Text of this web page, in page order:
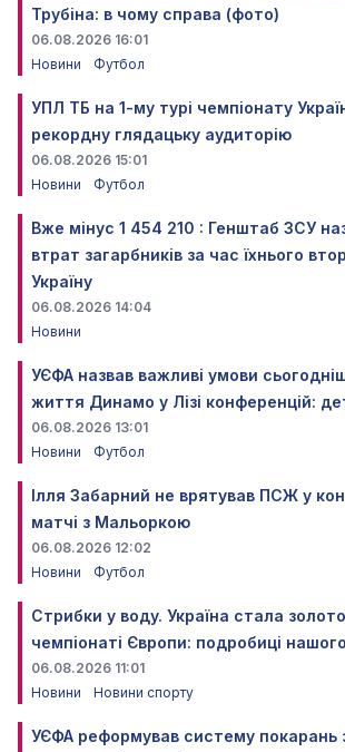
Трубіна: в чому справа (фото)
06.08.2026 16:01
Новини
Футбол
УПЛ ТБ на 1-му турі чемпіонату
рекордну глядацьку аудиторію
06.08.2026 15:01
Новини
Футбол
Вже мінус 1 454 210 : Генштаб ЗСУ
втрат загарбників за час їхнього
Україну
06.08.2026 14:04
Новини
УЄФА назвав важливі умови
життя Динамо у Лізі конференцій:
06.08.2026 13:01
Новини
Футбол
Ілля Забарний не врятував ПСЖ у
матчі з Мальоркою
06.08.2026 12:02
Новини
Футбол
Стрибки у воду. Україна стала
чемпіонаті Європи: подробиці
06.08.2026 11:01
Новини
Новини спорту
УЄФА реформував систему покарань